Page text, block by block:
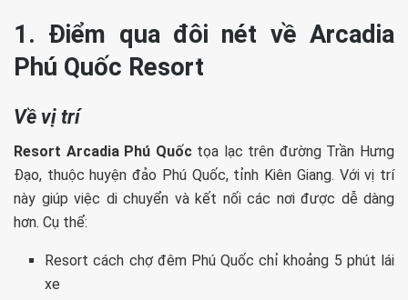
1. Điểm qua đôi nét về Arcadia
Phú Quốc Resort
Về vị trí
Resort Arcadia Phú Quốc tọa lạc trên đường Trần Hưng
Đạo, thuộc huyện đảo Phú Quốc, tỉnh Kiên Giang. Với vị trí
này giúp việc di chuyển và kết nối các nơi được dễ dàng
hơn. Cụ thể:
Resort cách chợ đêm Phú Quốc chỉ khoảng 5 phút lái
xe